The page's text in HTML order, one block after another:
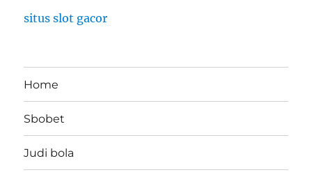
situs slot gacor
Home
Sbobet
Judi bola